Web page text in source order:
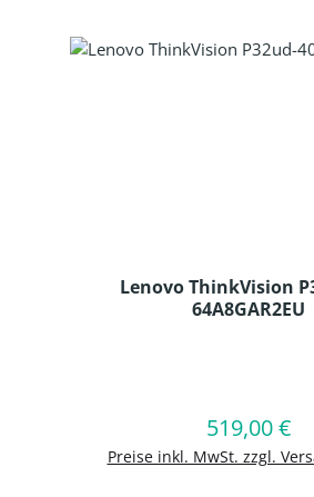
Lenovo ThinkVision
64A8GAR2EU
Regulärer
519,00 €
Preise inkl. MwSt. zzgl.
In den Warenkorb